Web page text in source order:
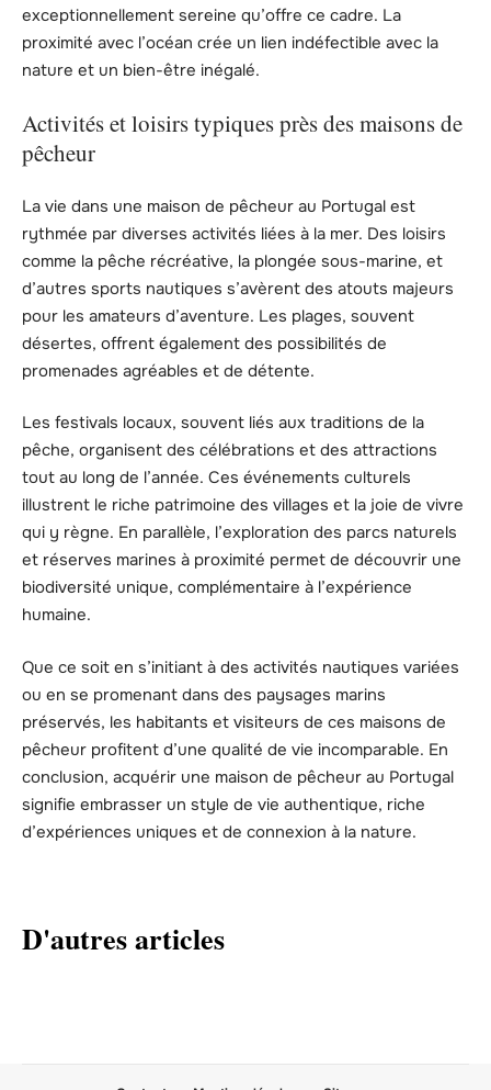
exceptionnellement sereine qu’offre ce cadre. La
proximité avec l’océan crée un lien indéfectible avec la
nature et un bien-être inégalé.
Activités et loisirs typiques près des maisons de
pêcheur
La vie dans une maison de pêcheur au Portugal est
rythmée par diverses activités liées à la mer. Des loisirs
comme la pêche récréative, la plongée sous-marine, et
d’autres sports nautiques s’avèrent des atouts majeurs
pour les amateurs d’aventure. Les plages, souvent
désertes, offrent également des possibilités de
promenades agréables et de détente.
Les festivals locaux, souvent liés aux traditions de la
pêche, organisent des célébrations et des attractions
tout au long de l’année. Ces événements culturels
illustrent le riche patrimoine des villages et la joie de vivre
qui y règne. En parallèle, l’exploration des parcs naturels
et réserves marines à proximité permet de découvrir une
biodiversité unique, complémentaire à l’expérience
humaine.
Que ce soit en s’initiant à des activités nautiques variées
ou en se promenant dans des paysages marins
préservés, les habitants et visiteurs de ces maisons de
pêcheur profitent d’une qualité de vie incomparable. En
conclusion, acquérir une maison de pêcheur au Portugal
signifie embrasser un style de vie authentique, riche
d’expériences uniques et de connexion à la nature.
D'autres articles